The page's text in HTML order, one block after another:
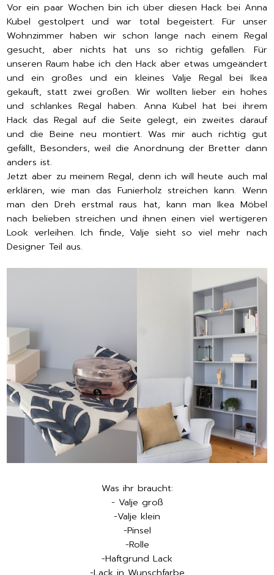
Vor ein paar Wochen bin ich über diesen Hack beiAnna
Kubelgestolpert und war total begeistert. Für unser
Wohnzimmer haben wir schon lange nach einem Regal
gesucht, aber nichts hat uns so richtig gefallen. Für
unseren Raum habe ich den Hack aber etwas umgeändert
und ein großes und ein kleines Valje Regal bei Ikea
gekauft, statt zwei großen. Wir wollten lieber ein hohes
und schlankes Regal haben. Anna Kubel hat bei ihrem
Hack das Regal auf die Seite gelegt, ein zweites darauf
und die Beine neu montiert. Was mir auch richtig gut
gefällt, Besonders, weil die Anordnung der Bretter dann
anders ist.
Jetzt aber zu meinem Regal, denn ich will heute auch mal
erklären, wie man das Funierholz streichen kann. Wenn
man den Dreh erstmal raus hat, kann man Ikea Möbel
nach belieben streichen und ihnen einen viel wertigeren
Look verleihen. Ich finde, Valje sieht so viel mehr nach
Designer Teil aus.
Was ihr braucht:
- Valje groß
-Valje klein
-Pinsel
-Rolle
-Haftgrund Lack